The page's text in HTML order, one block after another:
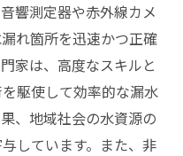
響測定器や赤外線カメ
れ箇所を迅速かつ正確
家は、高度なスキルと
駆使して効率的な漏水
、地域社会の水資源の
しています。また、非